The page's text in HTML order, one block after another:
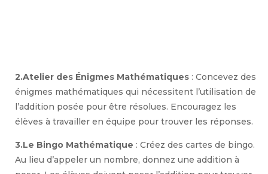
2.Atelier des Énigmes Mathématiques : Concevez des
énigmes mathématiques qui nécessitent l’utilisation de
l’addition posée pour être résolues. Encouragez les
élèves à travailler en équipe pour trouver les réponses.
3.Le Bingo Mathématique : Créez des cartes de bingo.
Au lieu d’appeler un nombre, donnez une addition à